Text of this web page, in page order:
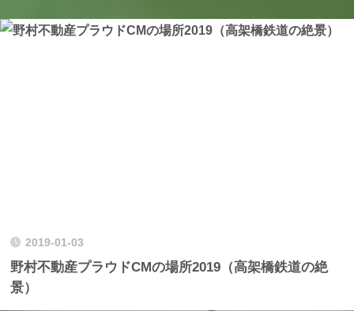
2019-01-03
野村不動産プラウドCMの場所2019（高架橋鉄道の絶
景）